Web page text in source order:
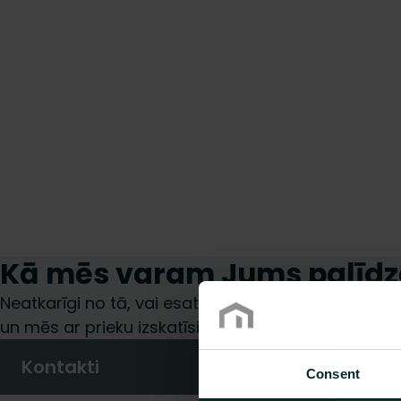
Consent
Kā mēs varam Jums
Neatkarīgi no tā, vai esat specifikāciju
un mēs ar prieku izskatīsim jūsu pieprasījumu.
Kontakti